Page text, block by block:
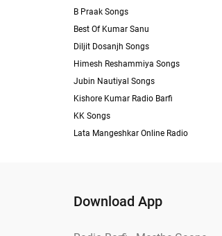
B Praak Songs
Best Of Kumar Sanu
Diljit Dosanjh Songs
Himesh Reshammiya Songs
Jubin Nautiyal Songs
Kishore Kumar Radio Barfi
KK Songs
Lata Mangeshkar Online Radio
Download App